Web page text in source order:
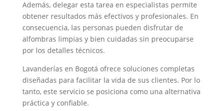
Además, delegar esta tarea en especialistas permite
obtener resultados más efectivos y profesionales. En
consecuencia, las personas pueden disfrutar de
alfombras limpias y bien cuidadas sin preocuparse
por los detalles técnicos.
Lavanderías en Bogotá ofrece soluciones completas
diseñadas para facilitar la vida de sus clientes. Por lo
tanto, este servicio se posiciona como una alternativa
práctica y confiable.